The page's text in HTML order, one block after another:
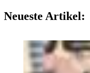
Neueste Artikel: